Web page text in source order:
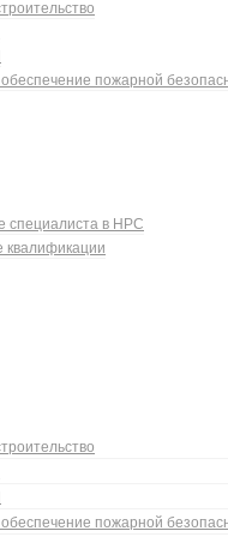
пожарной
специалиста в НРС
квалификации
пожарной